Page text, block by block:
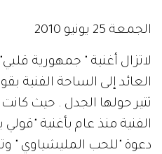
الجمعة 25 يونيو 2010
لاتزال أغنية " جمهورية
العائد إلى الساحة الفنية
ثتير حولها الجدل . حيث
الفنية منذ عام بأغنية "قولي
دعوة "للحب المليشياوي "